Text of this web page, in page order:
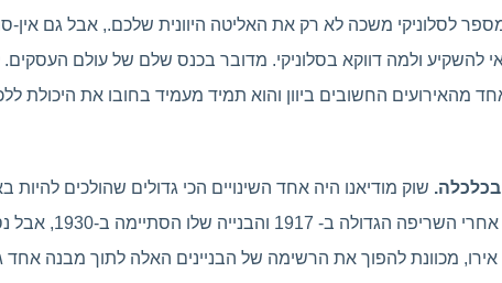
ה-85 במספר לסלוניקי משכה לא רק את האליטה היוונית שלכם., אבל
מהאירועים החשובים ביוון והוא תמיד מעמיד בחובו את היכולת
בכלכלה. שוק מודיאנו היה אחד השינויים הכי גדולים שהולכים להיות